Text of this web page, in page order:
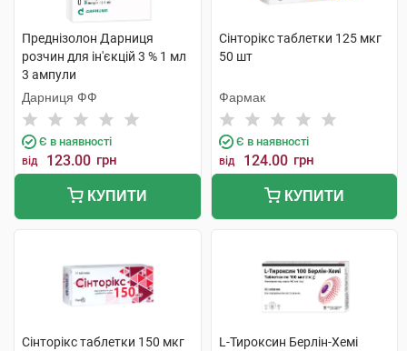
Преднізолон Дарниця
розчин для ін'єкцій 3 % 1 мл
3 ампули
Дарниця ФФ
Є в наявності
від 123.00 грн
КУПИТИ
Сінторікс таблетки 125 мкг
50 шт
Фармак
Є в наявності
від 124.00 грн
КУПИТИ
Сінторікс таблетки 150 мкг
L-Тироксин Берлін-Хемі